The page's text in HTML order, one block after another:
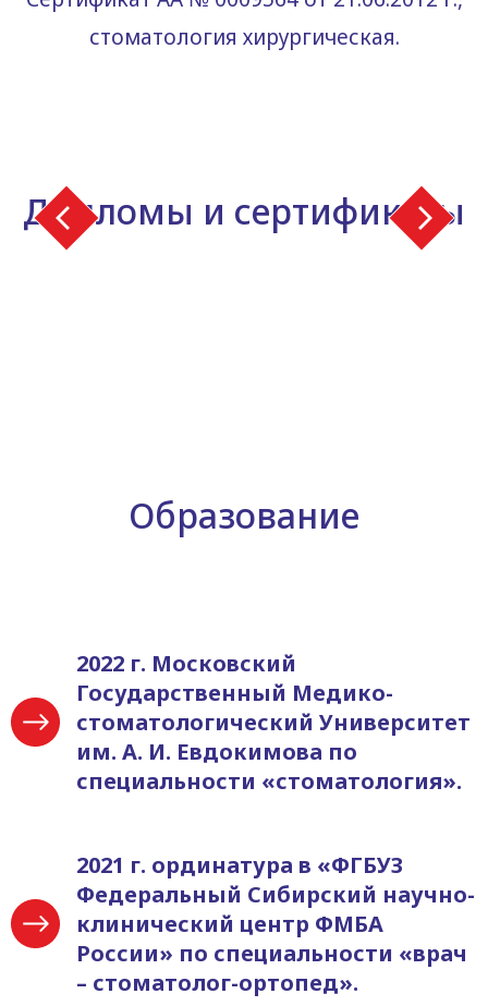
стоматология хирургическая.
Дипломы и сертификаты
Образование
2022 г. Московский
Государственный Медико-
стоматологический Университет
им. А. И. Евдокимова по
специальности «стоматология».
2021 г. ординатура в «ФГБУЗ
Федеральный Сибирский научно-
клинический центр ФМБА
России» по специальности «врач
– стоматолог-ортопед».